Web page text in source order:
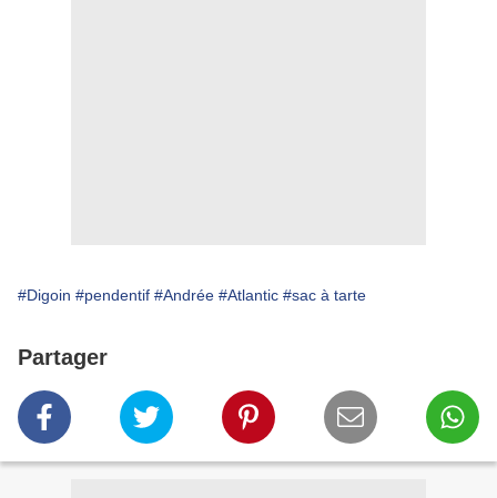
#Digoin #pendentif #Andrée #Atlantic #sac à tarte
Partager